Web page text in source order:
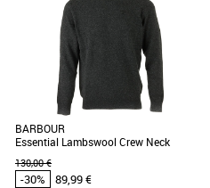
Vêtements Barbour pas cher et Promos
Vêtements Barbour
Barbour est un expert en matière de
classiques et cette chemise en est
l'illustration. Coupée en [...]
BARBOUR
Essential Lambswool Crew Neck
130,00 €
-30% 89,99 €